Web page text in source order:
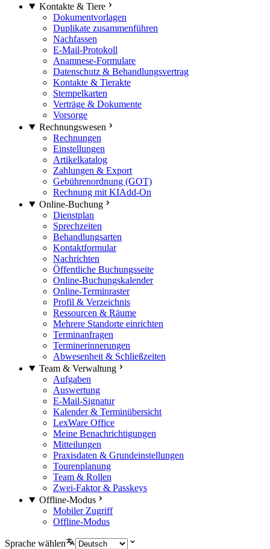
Kontakte & Tiere
Dokumentvorlagen
Duplikate zusammenführen
Nachfassen
E-Mail-Protokoll
Anamnese-Formulare
Datenschutz & Behandlungsvertrag
Kontakte & Tierakte
Stempelkarten
Verträge & Dokumente
Vorsorge
Rechnungswesen
Rechnungen
Einstellungen
Artikelkatalog
Zahlungen & Export
Gebührenordnung (GOT)
Rechnung mit KIAdd-On
Online-Buchung
Dienstplan
Sprechzeiten
Behandlungsarten
Kontaktformular
Nachrichten
Öffentliche Buchungsseite
Online-Buchungskalender
Online-Terminraster
Profil & Verzeichnis
Ressourcen & Räume
Mehrere Standorte einrichten
Terminanfragen
Terminerinnerungen
Abwesenheit & Schließzeiten
Team & Verwaltung
Aufgaben
Auswertung
E-Mail-Signatur
Kalender & Terminübersicht
LexWare Office
Meine Benachrichtigungen
Mitteilungen
Praxisdaten & Grundeinstellungen
Tourenplanung
Team & Rollen
Zwei-Faktor & Passkeys
Offline-Modus
Mobiler Zugriff
Offline-Modus
Sprache wählen